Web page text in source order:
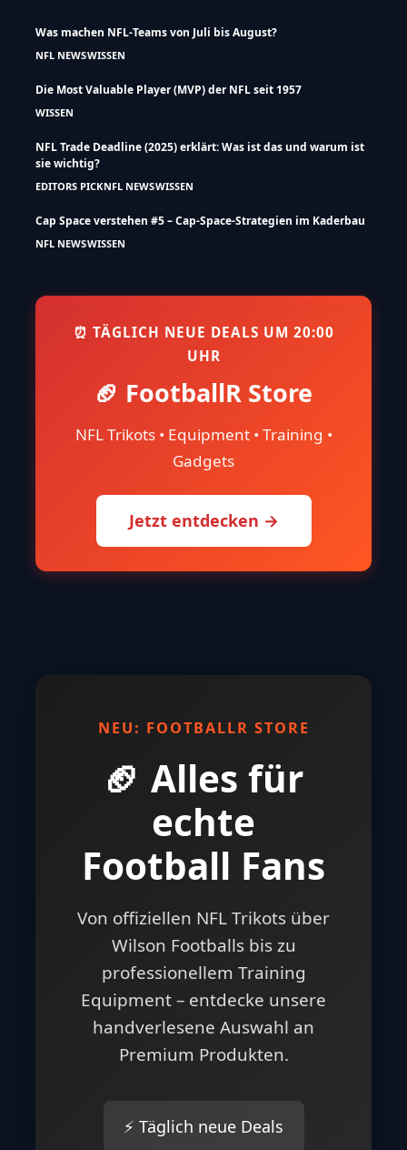
Was machen NFL-Teams von Juli bis August?
NFL NEWSWISSEN
Die Most Valuable Player (MVP) der NFL seit 1957
WISSEN
NFL Trade Deadline (2025) erklärt: Was ist das und warum ist
sie wichtig?
EDITORS PICKNFL NEWSWISSEN
Cap Space verstehen #5 – Cap-Space-Strategien im Kaderbau
NFL NEWSWISSEN
⏰ TÄGLICH NEUE DEALS UM 20:00
UHR
🏈 FootballR Store
NFL Trikots • Equipment • Training •
Gadgets
Jetzt entdecken →
NEU: FOOTBALLR STORE
🏈 Alles für
echte
Football Fans
Von offiziellen NFL Trikots über
Wilson Footballs bis zu
professionellem Training
Equipment – entdecke unsere
handverlesene Auswahl an
Premium Produkten.
⚡ Täglich neue Deals